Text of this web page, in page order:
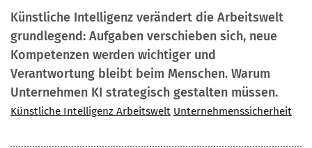
Künstliche Intelligenz verändert die Arbeitswelt
grundlegend: Aufgaben verschieben sich, neue
Kompetenzen werden wichtiger und
Verantwortung bleibt beim Menschen. Warum
Unternehmen KI strategisch gestalten müssen.
Künstliche Intelligenz Arbeitswelt Unternehmenssicherheit